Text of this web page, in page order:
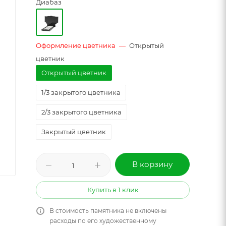
Диабаз
Оформление цветника — Открытый
цветник
Открытый цветник
1/3 закрытого цветника
2/3 закрытого цветника
Закрытый цветник
В корзину
Купить в 1 клик
В стоимость памятника не включены
расходы по его художественному